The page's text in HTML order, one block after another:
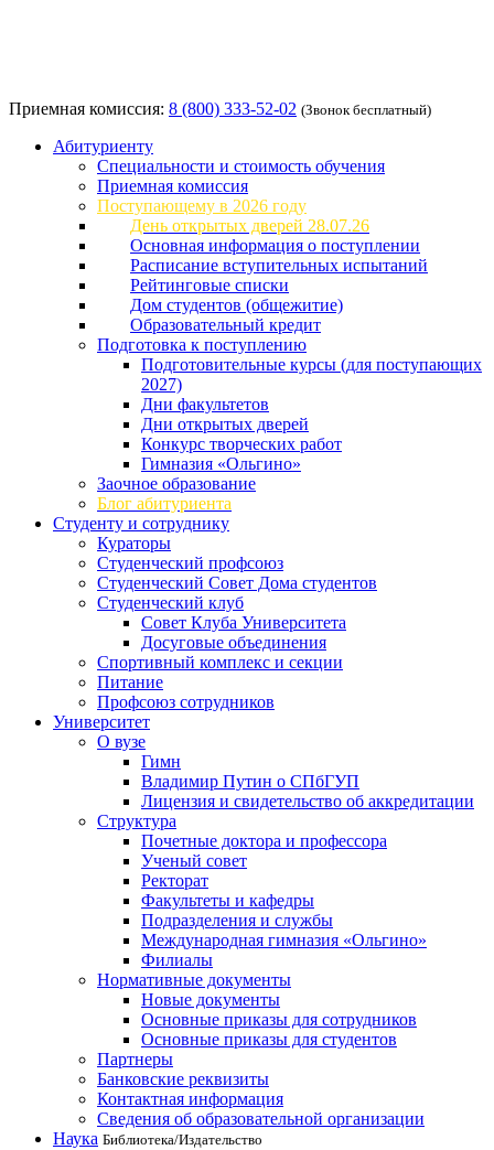
Приемная комиссия: 8 (800) 333-52-02 (Звонок бесплатный)
Абитуриенту
Специальности и стоимость обучения
Приемная комиссия
Поступающему в 2026 году
День открытых дверей 28.07.26
Основная информация о поступлении
Расписание вступительных испытаний
Рейтинговые списки
Дом студентов (общежитие)
Образовательный кредит
Подготовка к поступлению
Подготовительные курсы (для поступающих
2027)
Дни факультетов
Дни открытых дверей
Конкурс творческих работ
Гимназия «Ольгино»
Заочное образование
Блог абитуриента
Студенту и сотруднику
Кураторы
Студенческий профсоюз
Студенческий Совет Дома студентов
Студенческий клуб
Совет Клуба Университета
Досуговые объединения
Спортивный комплекс и секции
Питание
Профсоюз сотрудников
Университет
О вузе
Гимн
Владимир Путин о СПбГУП
Лицензия и свидетельство об аккредитации
Структура
Почетные доктора и профессора
Ученый совет
Ректорат
Факультеты и кафедры
Подразделения и службы
Международная гимназия «Ольгино»
Филиалы
Нормативные документы
Новые документы
Основные приказы для сотрудников
Основные приказы для студентов
Партнеры
Банковские реквизиты
Контактная информация
Сведения об образовательной организации
Наука Библиотека/Издательство